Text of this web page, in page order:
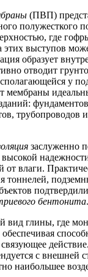
(ПВП)
полужесткого
где
выступов
образует
отводит
у
мембраны
заслуженно
влаги.
тоннелей,
бентонита.
вид глины, где
с внешней
наибольшее